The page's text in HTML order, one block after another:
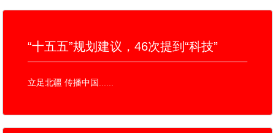
“十五五”规划建议，46次提到“科技”
立足北疆 传播中国......